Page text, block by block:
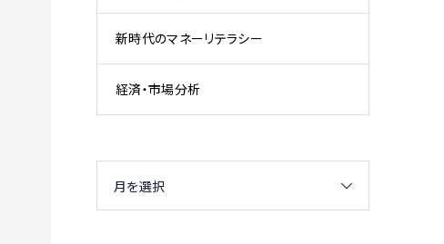
新時代のマネーリテラシー
経済・市場分析
月を選択